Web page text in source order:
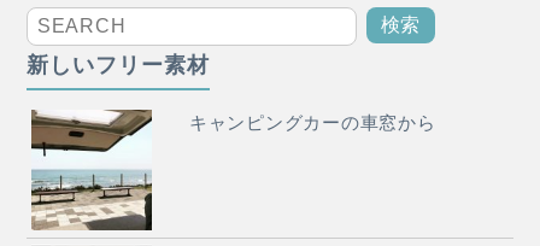
新しいフリー素材
キャンピングカーの車窓から